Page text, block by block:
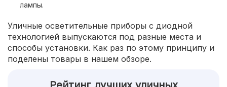
лампы.
Уличные осветительные приборы с диодной
технологией выпускаются под разные места и
способы установки. Как раз по этому принципу и
поделены товары в нашем обзоре.